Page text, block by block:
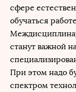
сфере
обучаться
станут важной
При этом надо
спектром